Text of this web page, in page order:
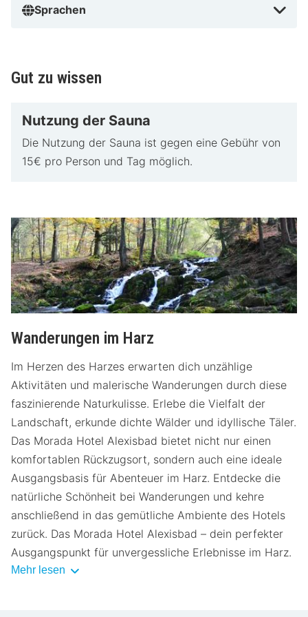
Sprachen
Gut zu wissen
Nutzung der Sauna
Die Nutzung der Sauna ist gegen eine Gebühr von
15€ pro Person und Tag möglich.
Wanderungen im Harz
Im Herzen des Harzes erwarten dich unzählige
Aktivitäten und malerische Wanderungen durch diese
faszinierende Naturkulisse. Erlebe die Vielfalt der
Landschaft, erkunde dichte Wälder und idyllische Täler.
Das Morada Hotel Alexisbad bietet nicht nur einen
komfortablen Rückzugsort, sondern auch eine ideale
Ausgangsbasis für Abenteuer im Harz. Entdecke die
natürliche Schönheit bei Wanderungen und kehre
anschließend in das gemütliche Ambiente des Hotels
zurück. Das Morada Hotel Alexisbad – dein perfekter
Ausgangspunkt für unvergessliche Erlebnisse im Harz.
Mehr lesen